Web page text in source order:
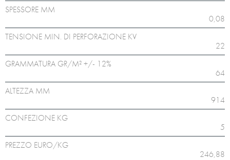
SPESSORE MM
0,08
TENSIONE MIN. DI PERFORAZIONE KV
22
GRAMMATURA GR/M² +/- 12%
64
ALTEZZA MM
914
CONFEZIONE KG
5
PREZZO EURO/KG
246,88